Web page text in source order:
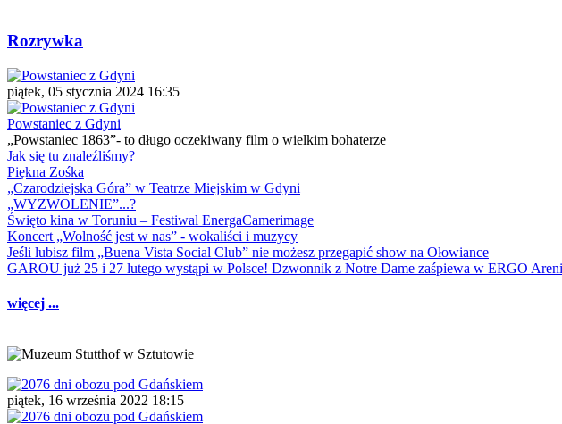
Rozrywka
piątek, 05 stycznia 2024 16:35
Powstaniec z Gdyni
„Powstaniec 1863”- to długo oczekiwany film o wielkim bohaterze
Jak się tu znaleźliśmy?
Piękna Zośka
„Czarodziejska Góra” w Teatrze Miejskim w Gdyni
„WYZWOLENIE”...?
Święto kina w Toruniu – Festiwal EnergaCamerimage
Koncert „Wolność jest w nas” - wokaliści i muzycy
Jeśli lubisz film „Buena Vista Social Club” nie możesz przegapić show na Ołowiance
GAROU już 25 i 27 lutego wystąpi w Polsce! Dzwonnik z Notre Dame zaśpiewa w ERGO
więcej ...
piątek, 16 września 2022 18:15